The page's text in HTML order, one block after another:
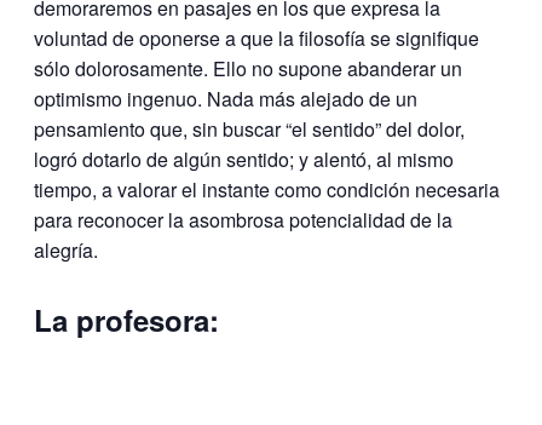
demoraremos en pasajes en los que expresa la
voluntad de oponerse a que la filosofía se signifique
sólo dolorosamente. Ello no supone abanderar un
optimismo ingenuo. Nada más alejado de un
pensamiento que, sin buscar “el sentido” del dolor,
logró dotarlo de algún sentido; y alentó, al mismo
tiempo, a valorar el instante como condición necesaria
para reconocer la asombrosa potencialidad de la
alegría.
La profesora: